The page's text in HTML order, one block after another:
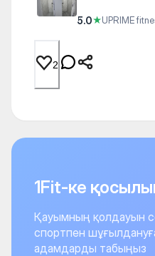
5.0★UPRIME
2
1Fit-ке
Қауымның қолдауын
спортпен
адамдарды табыңыз